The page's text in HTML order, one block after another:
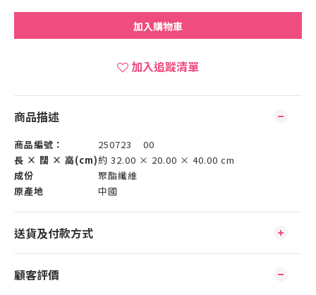
加入購物車
加入追蹤清單
商品描述
商品編號：
250723 00
長 × 闊 × 高(cm)約 32.00 × 20.00 × 40.00 cm
成份
聚酯纖維
原產地
中國
送貨及付款方式
顧客評價